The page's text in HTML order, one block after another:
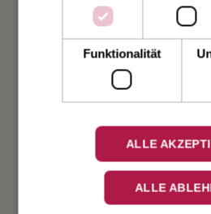
Geburtstag
Funktionalität
ALLE
ALLE